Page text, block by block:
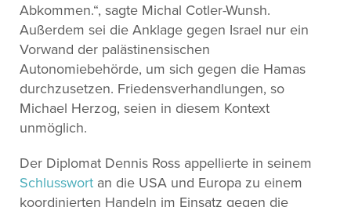
Abkommen.“, sagte Michal Cotler-Wunsh.
Außerdem sei die Anklage gegen Israel nur ein
Vorwand der palästinensischen
Autonomiebehörde, um sich gegen die Hamas
durchzusetzen. Friedensverhandlungen, so
Michael Herzog, seien in diesem Kontext
unmöglich.
Der Diplomat Dennis Ross appellierte in seinem
Schlusswort an die USA und Europa zu einem
koordinierten Handeln im Einsatz gegen die